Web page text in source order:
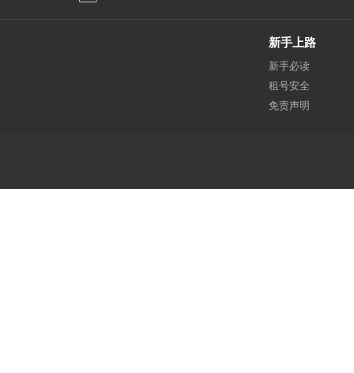
新手上路
新手必读
租号安全
免责声明